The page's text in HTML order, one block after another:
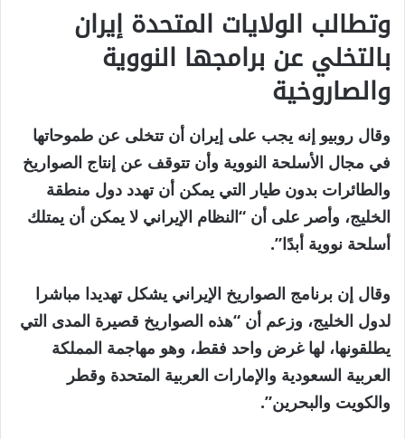
وتطالب الولايات المتحدة إيران
بالتخلي عن برامجها النووية
والصاروخية
وقال روبيو إنه يجب على إيران أن تتخلى عن طموحاتها
في مجال الأسلحة النووية وأن تتوقف عن إنتاج الصواريخ
والطائرات بدون طيار التي يمكن أن تهدد دول منطقة
الخليج، وأصر على أن “النظام الإيراني لا يمكن أن يمتلك
أسلحة نووية أبدًا”.
وقال إن برنامج الصواريخ الإيراني يشكل تهديدا مباشرا
لدول الخليج، وزعم أن “هذه الصواريخ قصيرة المدى التي
يطلقونها، لها غرض واحد فقط، وهو مهاجمة المملكة
العربية السعودية والإمارات العربية المتحدة وقطر
والكويت والبحرين”.